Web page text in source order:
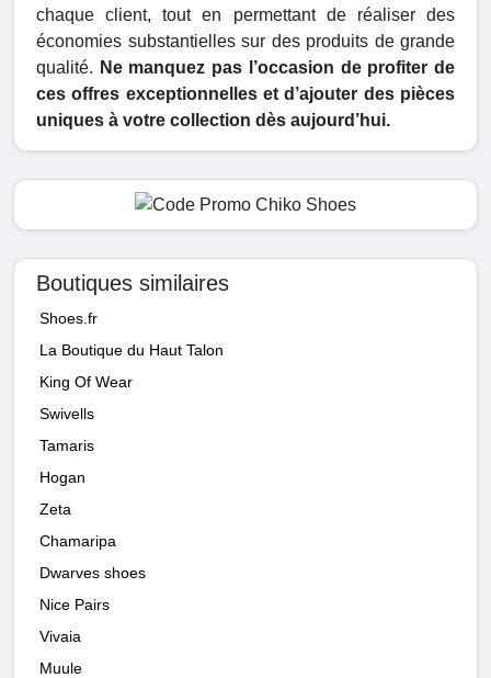
chaque client, tout en permettant de réaliser des
économies substantielles sur des produits de grande
qualité. Ne manquez pas l’occasion de profiter de
ces offres exceptionnelles et d’ajouter des pièces
uniques à votre collection dès aujourd’hui.
Boutiques similaires
Shoes.fr
La Boutique du Haut Talon
King Of Wear
Swivells
Tamaris
Hogan
Zeta
Chamaripa
Dwarves shoes
Nice Pairs
Vivaia
Muule